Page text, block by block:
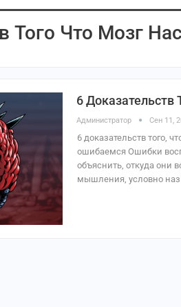
Того Что Мозг
6
Администратор Сен 11,
6 доказательств того,
ошибаемся Ошибки
объяснить, откуда они
мышления, условно